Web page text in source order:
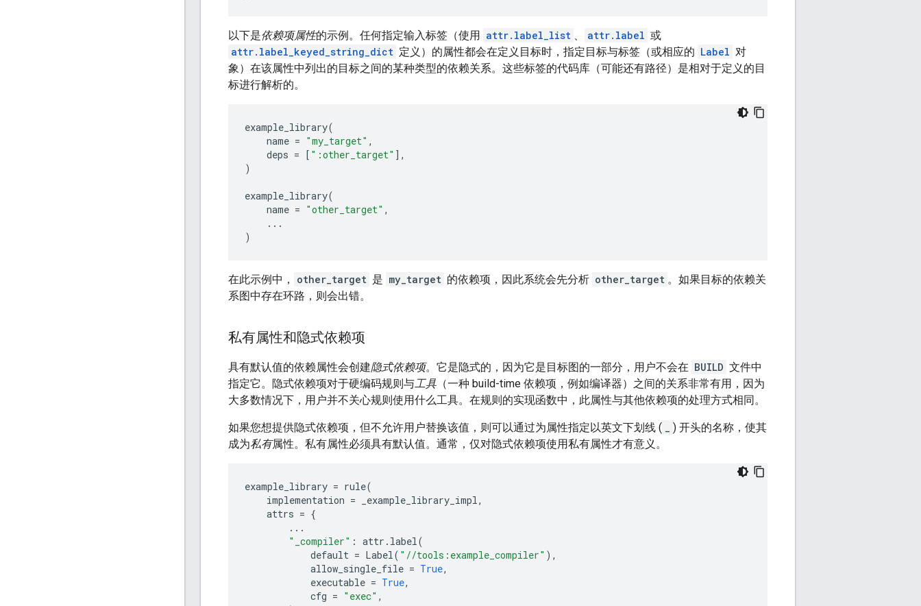
以下是依赖项属性的示例。任何指定输入标签（使用 attr.label_list 、 attr.label 或
attr.label_keyed_string_dict 定义）的属性都会在定义目标时，指定目标与标签（或相应的 Label 对
象）在该属性中列出的目标之间的某种类型的依赖关系。这些标签的代码库（可能还有路径）是相对于定义的目
标进行解析的。
example_library(
name = "my_target" ,
deps = [ ":other_target" ],
)
example_library(
name = "other_target" ,
...
)
在此示例中， other_target 是 my_target 的依赖项，因此系统会先分析 other_target 。如果目标的依赖关
系图中存在环路，则会出错。
私有属性和隐式依赖项
具有默认值的依赖属性会创建隐式依赖项。它是隐式的，因为它是目标图的一部分，用户不会在 BUILD 文件中
指定它。隐式依赖项对于硬编码规则与工具 （一种 build-time 依赖项，例如编译器）之间的关系非常有用，因为
大多数情况下，用户并不关心规则使用什么工具。在规则的实现函数中，此属性与其他依赖项的处理方式相同。
如果您想提供隐式依赖项，但不允许用户替换该值，则可以通过为属性指定以英文下划线 (
) 开头的名称，使其
成为私有属性。私有属性必须具有默认值。通常，仅对隐式依赖项使用私有属性才有意义。
example_library = rule(
implementation = _example_library_impl,
attrs = {
...
"_compiler" : attr . label(
default = Label( "//tools:example_compiler" ),
allow_single_file = True,
executable = True,
cfg = "exec" ,